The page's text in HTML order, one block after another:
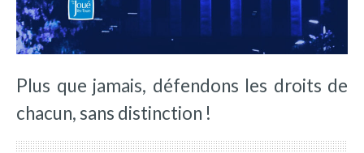
Plus que jamais, défendons les droits de
chacun, sans distinction !